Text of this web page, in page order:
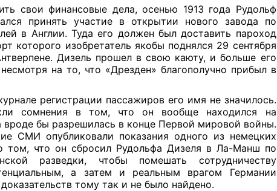
свои финансовые дела, осенью 1913 года Рудольф
принять участие в открытии нового завода по
в Англии. Туда его должен был доставить пароход
которого изобретатель якобы поднялся 29 сентября
Дизель прошел в свою каюту, и больше его
на то, что «Дрезден» благополучно прибыл в
регистрации пассажиров его имя не значилось.
сомнения в том, что он вообще находился на
вроде бы разрешилась в конце Первой мировой войны.
СМИ опубликовали показания одного из немецких
том, что он сбросил Рудольфа Дизеля в Ла-Манш по
разведки, чтобы помешать сотрудничеству
а затем и реальным врагом Германии
тому так и не было найдено.